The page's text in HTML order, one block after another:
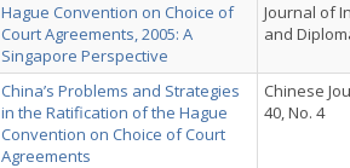
Hague Convention on Choice of
Court Agreements, 2005: A
Singapore Perspective
Journal of
and
China’s Problems and Strategies
in the Ratification of the Hague
Convention on Choice of Court
Agreements
Chinese
40, No. 4